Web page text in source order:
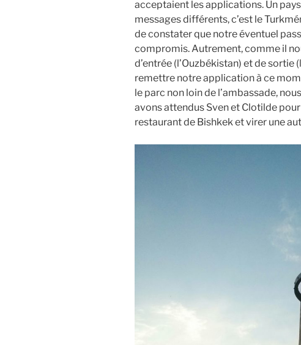
acceptaient les applications. Un
messages différents, c’est le
de constater que notre éventuel
compromis. Autrement, comme il
d’entrée (l’Ouzbékistan) et de sortie
remettre notre application à ce
le parc non loin de l’ambassade,
avons attendus Sven et Clotilde
restaurant de Bishkek et virer une